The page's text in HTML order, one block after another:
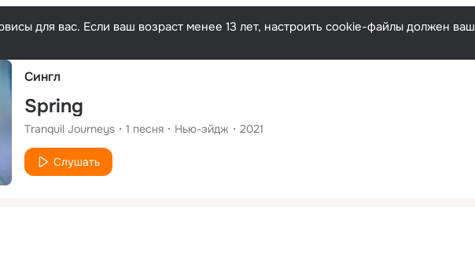
Русский
для вас. Если ваш возраст менее 13 лет, настроить cookie-файлы должен ваш
Сингл
Spring
Tranquil Journeys 1 песня Нью-эйдж 2021
Слушать